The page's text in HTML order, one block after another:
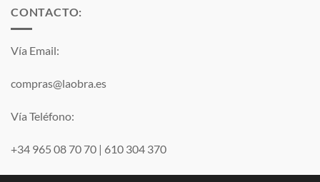
CONTACTO:
Vía Email:
compras@laobra.es
Vía Teléfono:
+34 965 08 70 70 | 610 304 370